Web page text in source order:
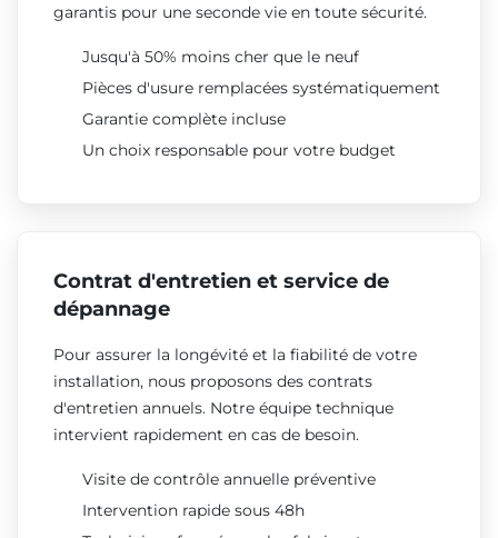
garantis pour une seconde vie en toute sécurité.
Jusqu'à 50% moins cher que le neuf
Pièces d'usure remplacées systématiquement
Garantie complète incluse
Un choix responsable pour votre budget
Contrat d'entretien et service de
dépannage
Pour assurer la longévité et la fiabilité de votre
installation, nous proposons des contrats
d'entretien annuels. Notre équipe technique
intervient rapidement en cas de besoin.
Visite de contrôle annuelle préventive
Intervention rapide sous 48h